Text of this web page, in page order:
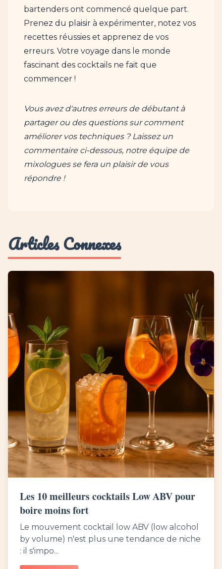
bartenders ont commencé quelque part.
Prenez du plaisir à expérimenter, notez vos
recettes réussies et apprenez de vos
erreurs. Votre voyage dans le monde
fascinant des cocktails ne fait que
commencer !
Vous avez d'autres erreurs de débutant à
partager ou des questions sur comment
améliorer vos techniques ? Laissez un
commentaire ci-dessous, notre équipe de
mixologues se fera un plaisir de vous
répondre !
Articles Connexes
Les 10 meilleurs cocktails Low ABV pour
boire moins fort
Le mouvement cocktail low ABV (low alcohol
by volume) n'est plus une tendance de niche
: il s'impo...